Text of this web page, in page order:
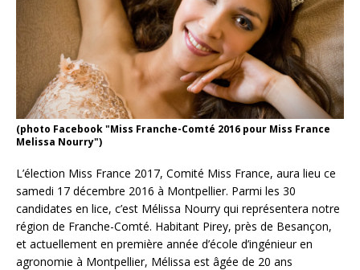
(photo Facebook "Miss Franche-Comté 2016 pour Miss France
Melissa Nourry")
L’élection Miss France 2017, Comité Miss France, aura lieu ce
samedi 17 décembre 2016 à Montpellier. Parmi les 30
candidates en lice, c’est Mélissa Nourry qui représentera notre
région de Franche-Comté. Habitant Pirey, près de Besançon,
et actuellement en première année d’école d’ingénieur en
agronomie à Montpellier, Mélissa est âgée de 20 ans